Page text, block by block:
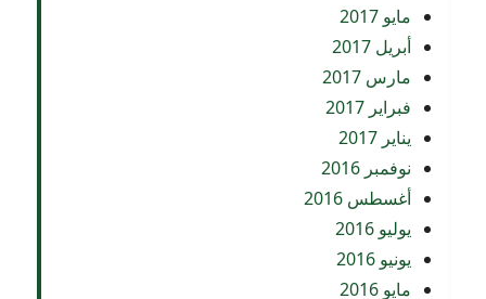
مايو 2017
أبريل 2017
مارس 2017
فبراير 2017
يناير 2017
نوفمبر 2016
أغسطس 2016
يوليو 2016
يونيو 2016
مايو 2016